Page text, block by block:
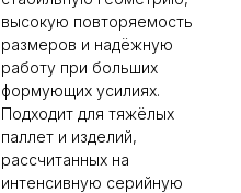
высокую повторяемость
размеров и надёжную
работу при больших
формующих усилиях.
Подходит для тяжёлых
паллет и изделий,
рассчитанных на
интенсивную серийную